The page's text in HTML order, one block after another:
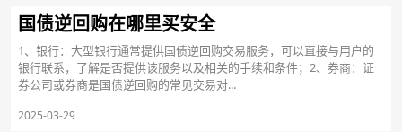
国债逆回购在哪里买安全
1、银行：大型银行通常提供国债逆回购交易服务，可以直接与用户的
银行联系，了解是否提供该服务以及相关的手续和条件；2、券商：证
券公司或券商是国债逆回购的常见交易对...
2025-03-29